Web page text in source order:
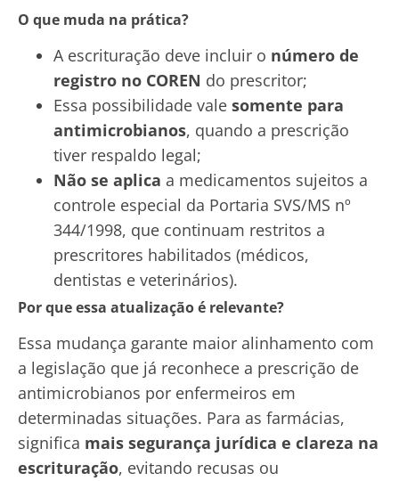
O que muda na prática?
A escrituração deve incluir o número de
registro no COREN do prescritor;
Essa possibilidade vale somente para
antimicrobianos, quando a prescrição
tiver respaldo legal;
Não se aplica a medicamentos sujeitos a
controle especial da Portaria SVS/MS nº
344/1998, que continuam restritos a
prescritores habilitados (médicos,
dentistas e veterinários).
Por que essa atualização é relevante?
Essa mudança garante maior alinhamento com
a legislação que já reconhece a prescrição de
antimicrobianos por enfermeiros em
determinadas situações. Para as farmácias,
significa mais segurança jurídica e clareza na
escrituração, evitando recusas ou